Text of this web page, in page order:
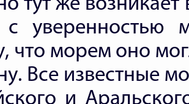
уверенностью
что морем оно
Все известные
и